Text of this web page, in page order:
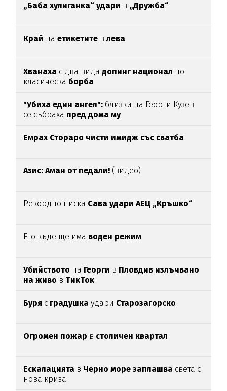
„Баба хулиганка“ удари в „Дружба“
Край наетикетите влева
Хванаха с два видадопинг национал по
класическа борба
"Убиха един ангел": близки на Георги Кузев
се събраха пред дома му
Емрах Стораро чисти имидж със сватба
Азис: Аман от педали! (видео)
Рекордно ниска Сава удари АЕЦ „Кръшко“
Ето къде ще има воден режим
Убийството на Георги в Пловдив излъчвано
на живо в ТикТок
Буря с градушкаудари Старозагорско
Огромен пожар в столичен квартал
Ескалацията в Черно море заплашва света с
нова криза